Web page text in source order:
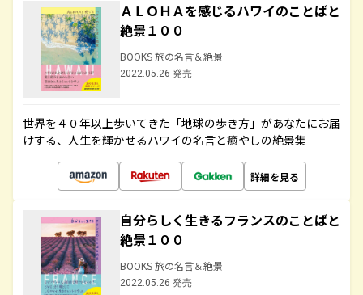
ＡＬＯＨＡを感じるハワイのことばと
絶景１００
BOOKS 旅の名言＆絶景
2022.05.26 発売
世界を４０年以上歩いてきた「地球の歩き方」があなたにお届
けする、人生を輝かせるハワイの名言と癒やしの絶景集
詳細を見る
自分らしく生きるフランスのことばと
絶景１００
BOOKS 旅の名言＆絶景
2022.05.26 発売